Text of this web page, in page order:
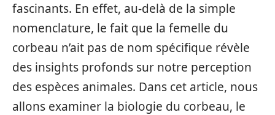
fascinants. En effet, au-delà de la simple
nomenclature, le fait que la femelle du
corbeau n’ait pas de nom spécifique révèle
des insights profonds sur notre perception
des espèces animales. Dans cet article, nous
allons examiner la biologie du corbeau, le